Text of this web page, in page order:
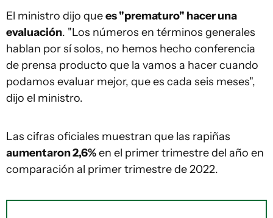
El ministro dijo quees "prematuro" hacer una
evaluación. "Los números en términos generales
hablan por sí solos, no hemos hecho conferencia
de prensa producto que la vamos a hacer cuando
podamos evaluar mejor, que es cada seis meses",
dijo el ministro.
Las cifras oficiales muestran que las rapiñas
aumentaron 2,6%en el primer trimestre del año en
comparación al primer trimestre de 2022.